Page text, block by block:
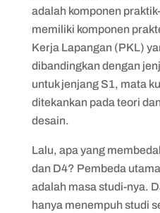
adalah komponen
memiliki komponen
Kerja Lapangan (PKL)
dibandingkan dengan
untuk jenjang S1, mata
ditekankan pada teori
desain.
Lalu, apa yang
dan D4? Pembeda
adalah masa studi-nya.
hanya menempuh studi